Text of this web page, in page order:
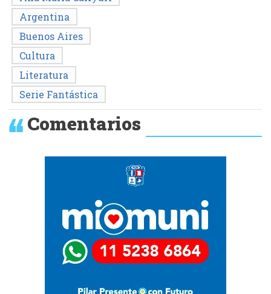
Argentina
Buenos Aires
Cultura
Literatura
Serie Fantástica
Comentarios